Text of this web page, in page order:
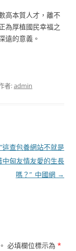
高本質人才，離不
為厚植國民幸福之
遠的意義。
者:admin
這查包養網站不就是
中匈友情友愛的生長
嗎？”_中國網 →
必填欄位標示為 *